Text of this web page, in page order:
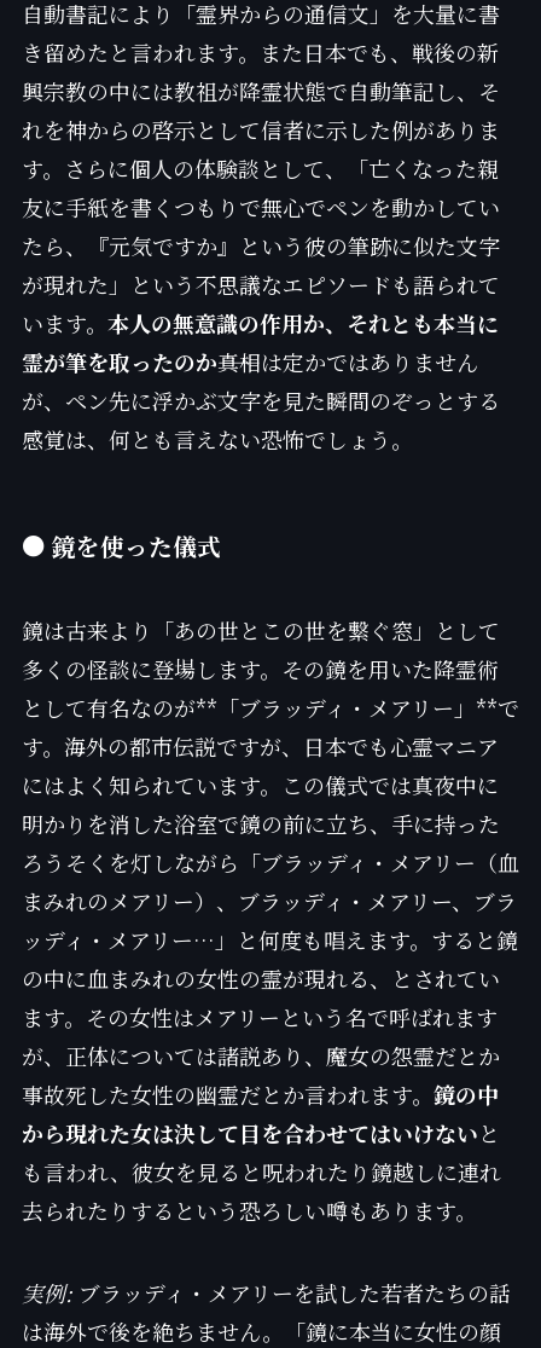
自動書記により「霊界からの通信文」を大量に書
き留めたと言われます。また日本でも、戦後の新
興宗教の中には教祖が降霊状態で自動筆記し、そ
れを神からの啓示として信者に示した例がありま
す。さらに個人の体験談として、「亡くなった親
友に手紙を書くつもりで無心でペンを動かしてい
たら、『元気ですか』という彼の筆跡に似た文字
が現れた」という不思議なエピソードも語られて
います。 本人の無意識の作用か、それとも本当に
霊が筆を取ったのか――真相は定かではありません
が、ペン先に浮かぶ文字を見た瞬間のぞっとする
感覚は、何とも言えない恐怖でしょう。
● 鏡を使った儀式
鏡は古来より「あの世とこの世を繋ぐ窓」として
多くの怪談に登場します。その鏡を用いた降霊術
として有名なのが**「ブラッディ・メアリー」**で
す。海外の都市伝説ですが、日本でも心霊マニア
にはよく知られています。この儀式では真夜中に
明かりを消した浴室で鏡の前に立ち、手に持った
ろうそくを灯しながら「ブラッディ・メアリー（血
まみれのメアリー）、ブラッディ・メアリー、ブラ
ッディ・メアリー…」と何度も唱えます。すると鏡
の中に血まみれの女性の霊が現れる、とされてい
ます。その女性はメアリーという名で呼ばれます
が、正体については諸説あり、魔女の怨霊だとか
事故死した女性の幽霊だとか言われます。 鏡の中
から現れた女は決して目を合わせてはいけないと
も言われ、彼女を見ると呪われたり鏡越しに連れ
去られたりするという恐ろしい噂もあります。
実例:ブラッディ・メアリーを試した若者たちの話
は海外で後を絶ちません。「鏡に本当に女性の顔